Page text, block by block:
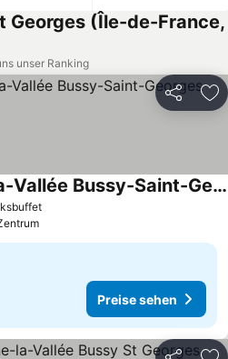
Georges (Île-de-France,
unser Ranking
Teilen
B&B HOTEL Marne-la-Vallée Bussy-Saint-Georges
Preise sehen